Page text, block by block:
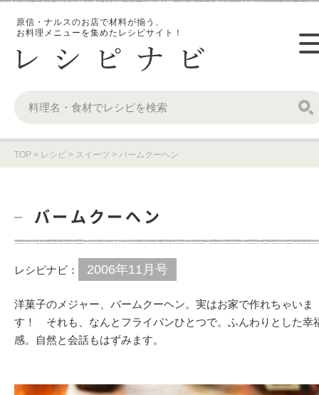
原信・ナルスのお店で材料が揃う、
お料理メニューを集めたレシピサイト！
TOP > レシピ > スイーツ > バームクーヘン
バームクーヘン
レシピナビ： 2006年11月号
洋菓子のメジャー、バームクーヘン。実はお家で作れちゃいま
す！ それも、なんとフライパンひとつで。ふんわりとした幸
感。自然と会話もはずみます。